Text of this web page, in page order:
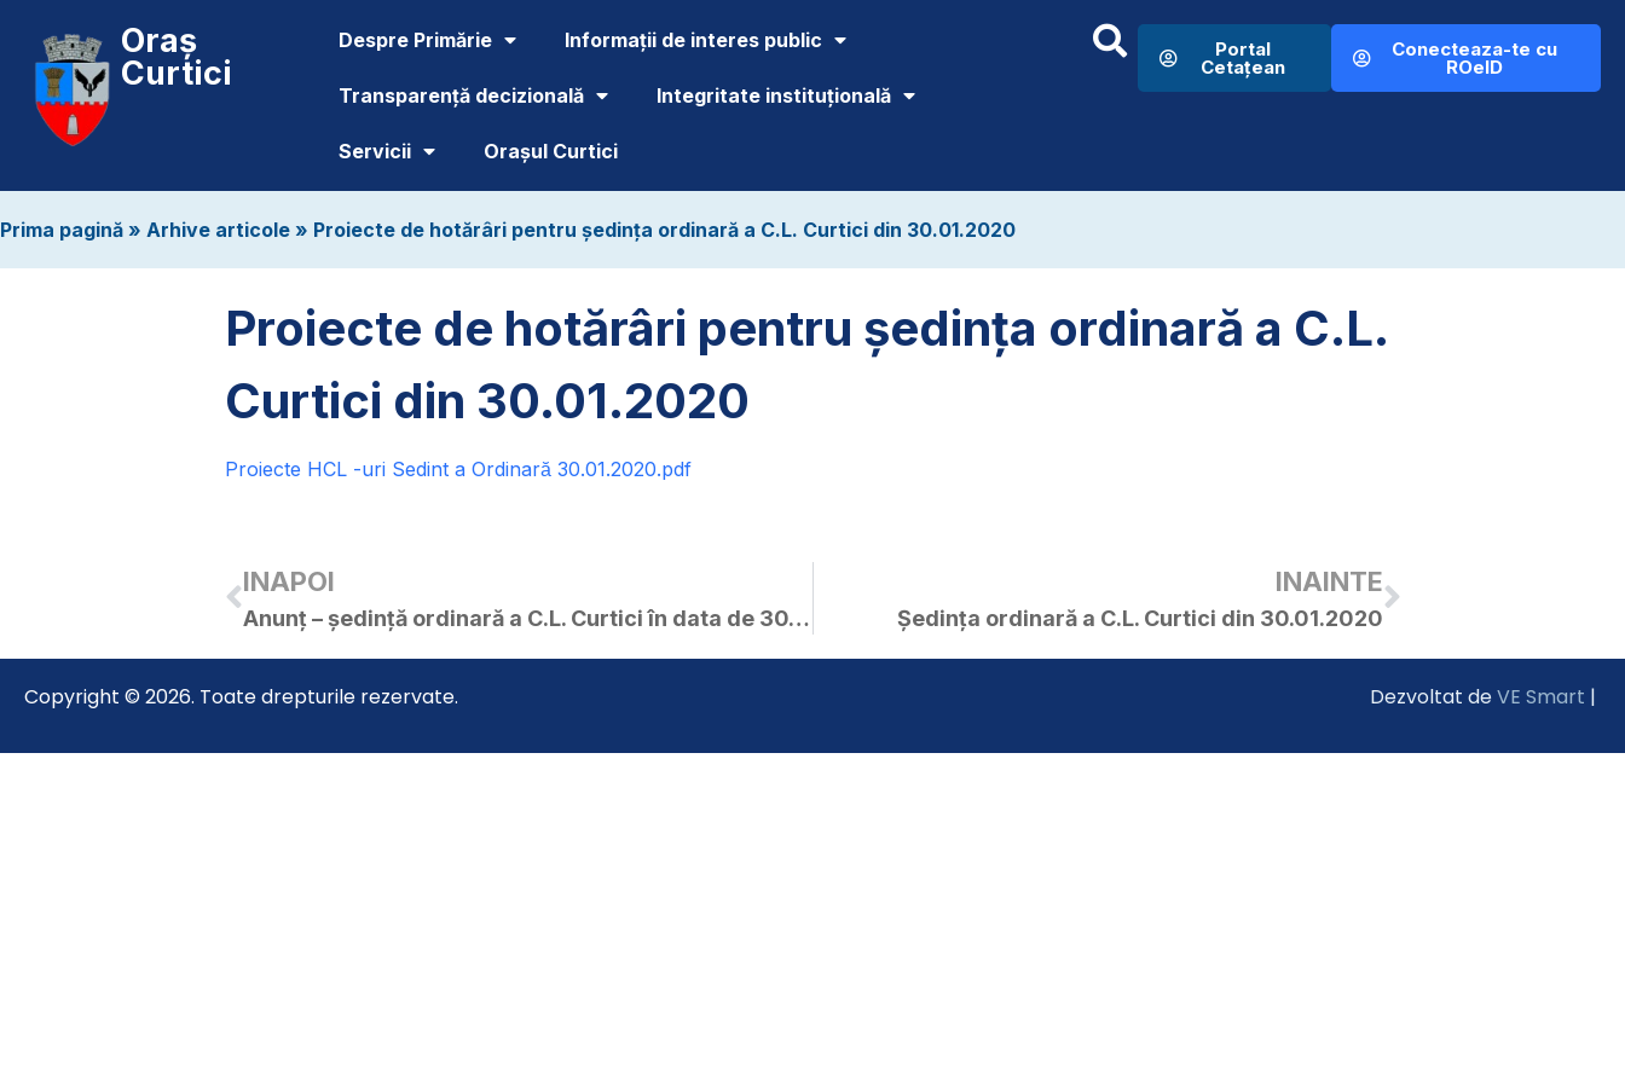
Oraș
Curtici
Despre Primărie Informații de interes public
Transparență decizională Integritate instituțională
Servicii Orașul Curtici
Portal
Cetațean
Conecteaza-te cu
ROeID
Prima pagină » Arhive articole » Proiecte de hotărâri pentru ședința ordinară a C.L. Curtici din 30.01.2020
Proiecte de hotărâri pentru ședința ordinară a C.L.
Curtici din 30.01.2020
Proiecte HCL -uri Sedint a Ordinară 30.01.2020.pdf
INAPOI
Anunț – ședință ordinară a C.L. Curtici în data de 30.01.2020 ora 18.00
INAINTE
Ședința ordinară a C.L. Curtici din 30.01.2020
Copyright © 2026. Toate drepturile rezervate. Dezvoltat deVE Smart |